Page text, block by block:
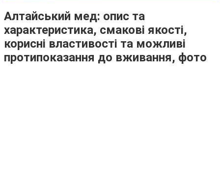
Алтайський мед: опис та
характеристика, смакові якості,
корисні властивості та можливі
протипоказання до вживання, фото